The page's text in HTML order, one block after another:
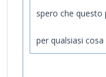
spero che questo
per qualsiasi